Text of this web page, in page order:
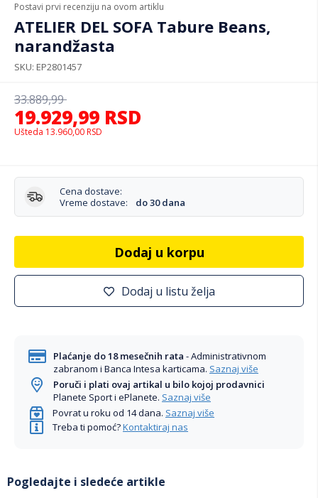
Postavi prvi recenziju na ovom artiklu
ATELIER DEL SOFA Tabure Beans,
narandžasta
SKU EP2801457
19.929,99 RSD
33.889,99
Ušteda 13.960,00 RSD
Cena dostave:
Vreme dostave:
do 30 dana
Dodaj u korpu
Dodaj u listu želja
Plaćanje do 18 mesečnih rata - Administrativnom
zabranom i Banca Intesa karticama. Saznaj više
Poruči i plati ovaj artikal u bilo kojoj prodavnici
Planete Sport i ePlanete. Saznaj više
Povrat u roku od 14 dana. Saznaj više
Treba ti pomoć?Kontaktiraj nas
Pogledajte i sledeće artikle